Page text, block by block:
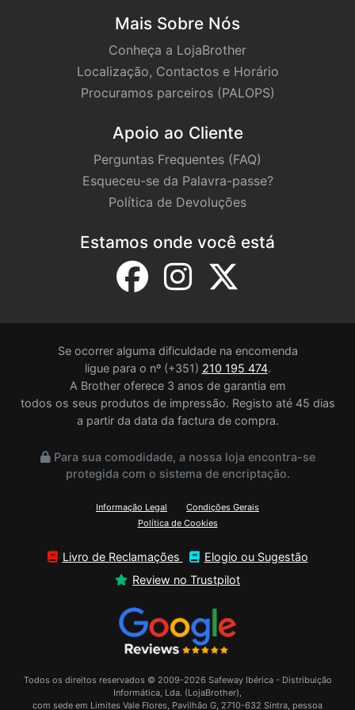
Mais Sobre Nós
Conheça a LojaBrother
Localização, Contactos e Horário
Procuramos parceiros (PALOPS)
Apoio ao Cliente
Perguntas Frequentes (FAQ)
Esqueceu-se da Palavra-passe?
Política de Devoluções
Estamos onde você está
Se ocorrer alguma dificuldade na encomenda
ligue para o nº (+351) 210 195 474.
A Brother oferece 3 anos de garantia em
todos os seus produtos de impressão. Registo até 45 dias
a partir da data da factura de compra.
Para sua comodidade, a nossa loja encontra-se
protegida com o sistema de encriptação.
Informação Legal
Condições Gerais
Política de Cookies
Livro de Reclamações
Elogio ou Sugestão
Review no Trustpilot
Todos os direitos reservados © 2009-2026 Safeway Ibérica - Distribuição
Informática, Lda. (LojaBrother),
com sede em Limites Vale Flores, Pavilhão G, 2710-632 Sintra, pessoa